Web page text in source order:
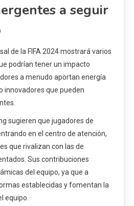
a seguir
de la FIFA 2024 mostrará varios
podrían tener un impacto
a menudo aportan energía
innovadores que pueden
sugieren que jugadores de
en el centro de atención,
que rivalizan con las de
Sus contribuciones
del equipo, ya que a
establecidas y fomentan la
equipo.